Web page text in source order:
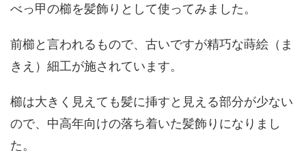
べっ甲の櫛を髪飾りとして使ってみました。
前櫛と言われるもので、古いですが精巧な蒔絵（ま
きえ）細工が施されています。
櫛は大きく見えても髪に挿すと見える部分が少ない
ので、中高年向けの落ち着いた髪飾りになりまし
た。